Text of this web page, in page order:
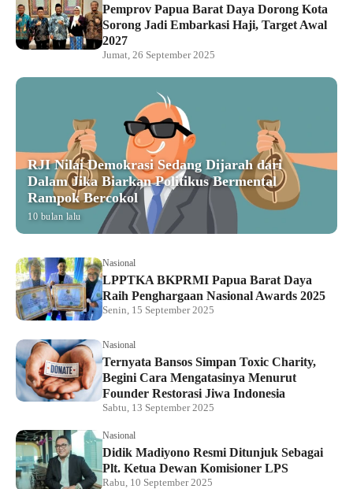
Pemprov Papua Barat Daya Dorong Kota
Sorong Jadi Embarkasi Haji, Target Awal
2027
Jumat, 26 September 2025
RJI Nilai Demokrasi Sedang Dijarah dari
Dalam Jika Biarkan Politikus Bermental
Rampok Bercokol
10 bulan lalu
Nasional
LPPTKA BKPRMI Papua Barat Daya
Raih Penghargaan Nasional Awards 2025
Senin, 15 September 2025
Nasional
Ternyata Bansos Simpan Toxic Charity,
Begini Cara Mengatasinya Menurut
Founder Restorasi Jiwa Indonesia
Sabtu, 13 September 2025
Nasional
Didik Madiyono Resmi Ditunjuk Sebagai
Plt. Ketua Dewan Komisioner LPS
Rabu, 10 September 2025